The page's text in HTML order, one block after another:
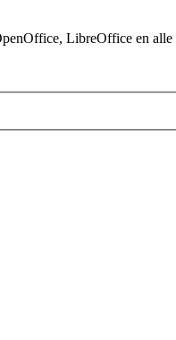
LibreOffice en